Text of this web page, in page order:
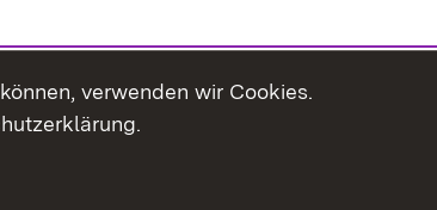
verwenden wir Cookies.